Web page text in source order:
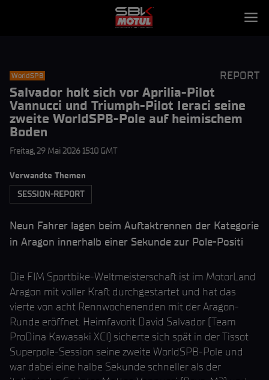
WorldSPB REPORT
Salvador holt sich vor Aprilia-Pilot
Vannucci und Triumph-Pilot Ieraci seine
zweite WorldSPB-Pole auf heimischem
Boden
Freitag, 29 Mai 2026 15:10 GMT
Verwandte Themen
SESSION-REPORT
Neun Fahrer lagen beim Auftaktrennen der Kategorie
in Aragon innerhalb einer Sekunde zur Pole-Positi
Die FIM Sportbike-Weltmeisterschaft ist im MotorLand
Aragon mit voller Kraft durchgestartet und hat das
vierte von acht Rennwochenenden mit der Aragon-
Runde eröffnet. Heimfavorit David Salvador (Team
ProDina Kawasaki XCI) sicherte sich spät in der Tissot
Superpole-Session seine zweite WorldSPB-Pole und
war dabei eine halbe Sekunde schneller als der